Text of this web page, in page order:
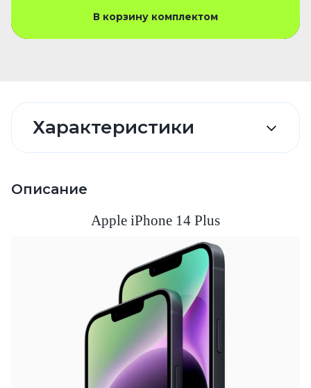
В корзину комплектом
Характеристики
Описание
Apple iPhone 14 Plus